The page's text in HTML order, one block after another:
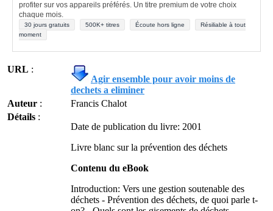
profiter sur vos appareils préférés. Un titre premium de votre choix
chaque mois.
30 jours gratuits 500K+ titres Écoute hors ligne
Résiliable à tout
moment
URL :
Agir ensemble pour avoir moins de
dechets a eliminer
Auteur :
Francis Chalot
Détails :
Date de publication du livre: 2001
Livre blanc sur la prévention des déchets
Contenu du eBook
Introduction: Vers une gestion soutenable des
déchets - Prévention des déchets, de quoi parle t-